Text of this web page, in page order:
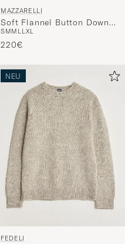
MAZZARELLI
Soft Flannel Button Down
Shirt Light Blue
SMM LLXL
220€
NEU
FEDELI